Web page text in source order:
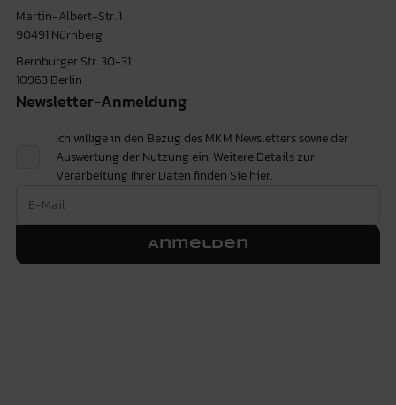
Martin-Albert-Str. 1
90491 Nürnberg
Bernburger Str. 30-31
10963 Berlin
Newsletter-Anmeldung
Ich willige in den Bezug des MKM Newsletters sowie der
Auswertung der Nutzung ein. Weitere Details zur
Verarbeitung Ihrer Daten finden Siehier.
Anmelden